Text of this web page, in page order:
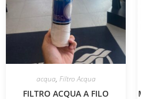
acqua, Filtro Acqua
FILTRO ACQUA A FILO